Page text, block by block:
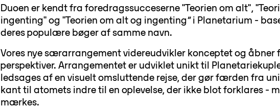
Duoen er kendt fra foredragssucceserne "Teorien om alt",
ingenting" og "Teorien om alt og ingenting” i Planetarium -
deres populære bøger af samme navn.
Vores nye særarrangement videreudvikler konceptet og åbner
perspektiver. Arrangementet er udviklet unikt til
ledsages af en visuelt omsluttende rejse, der gør færden fra
kant til atomets indre til en oplevelse, der ikke blot forklares -
mærkes.